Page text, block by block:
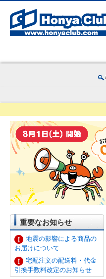
重要なお知らせ
地震の影響による商品の
お届けについて
宅配注文の配送料・代金
引換手数料改定のお知らせ